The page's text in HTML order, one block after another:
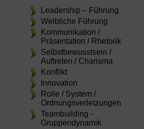
Leadership – Führung
Weibliche Führung
Kommunikation /
Präsentation / Rhetorik
Selbstbewusstsein /
Auftreten / Charisma
Konflikt
Innovation
Rolle / System /
Ordnungsverletzungen
Teambuilding -
Gruppendynamik